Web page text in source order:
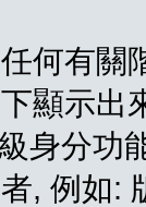
何有關
顯示出
身分功
, 例如: